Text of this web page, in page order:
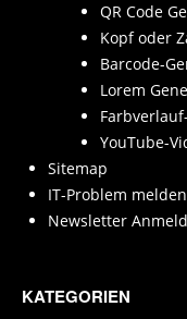
QR Code
Kopf oder
Barcode-
Lorem
YouTube-
Sitemap
IT-Problem melden
Newsletter
KATEGORIEN